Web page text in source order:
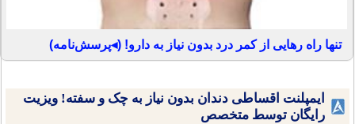
تنها راه رهایی از کمر درد بدون نیاز به دارو! (◂پرسش‌نامه)
ایمپلنت اقساطی دندان بدون نیاز به چک و سفته! ویزیت
رایگان توسط متخصص